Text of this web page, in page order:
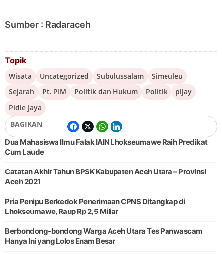
Sumber : Radaraceh
Topik
Wisata Uncategorized Subulussalam
Simeuleu
Sejarah
Pt. PIM Politik dan Hukum Politik
pijay
Pidie Jaya
BAGIKAN
Dua Mahasiswa Ilmu Falak IAIN Lhokseumawe Raih Predikat
Cum Laude
Catatan Akhir Tahun BPSK Kabupaten Aceh Utara – Provinsi
Aceh 2021
Pria Penipu Berkedok Penerimaan CPNS Ditangkap di
Lhokseumawe, Raup Rp 2,5 Miliar
Berbondong-bondong Warga Aceh Utara Tes Panwascam
Hanya Ini yang Lolos Enam Besar